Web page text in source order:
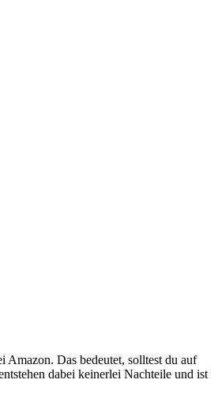
Das bedeutet, solltest du auf
dabei keinerlei Nachteile und ist